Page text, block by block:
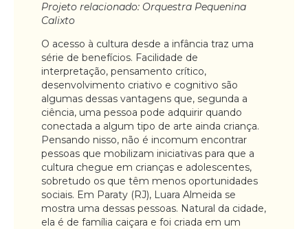
Projeto relacionado: Orquestra Pequenina
Calixto
O acesso à cultura desde a infância traz uma
série de benefícios. Facilidade de
interpretação, pensamento crítico,
desenvolvimento criativo e cognitivo são
algumas dessas vantagens que, segunda a
ciência, uma pessoa pode adquirir quando
conectada a algum tipo de arte ainda criança.
Pensando nisso, não é incomum encontrar
pessoas que mobilizam iniciativas para que a
cultura chegue em crianças e adolescentes,
sobretudo os que têm menos oportunidades
sociais. Em Paraty (RJ), Luara Almeida se
mostra uma dessas pessoas. Natural da cidade,
ela é de família caiçara e foi criada em um